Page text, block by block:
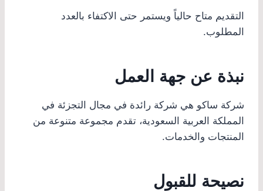
التقديم متاح حالياً ويستمر حتى الاكتفاء بالعدد
المطلوب.
نبذة عن جهة العمل
شركة ساكو هي شركة رائدة في مجال التجزئة في
المملكة العربية السعودية، تقدم مجموعة متنوعة من
المنتجات والخدمات.
نصيحة للقبول